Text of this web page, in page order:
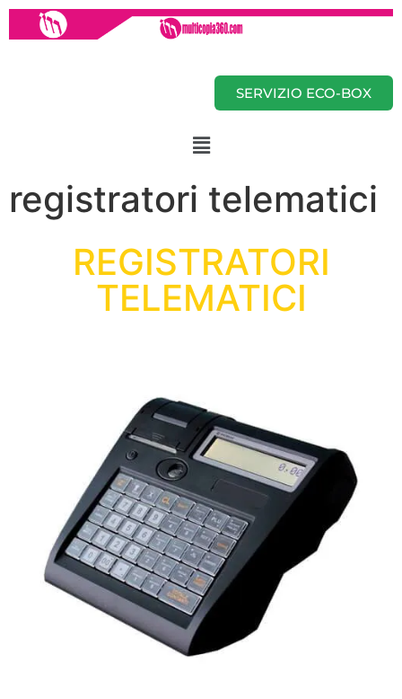
SERVIZIO ECO-BOX
registratori telematici
REGISTRATORI
TELEMATICI